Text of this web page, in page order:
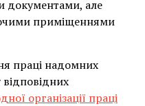
документами, але
приміщеннями
праці надомних
організації праці